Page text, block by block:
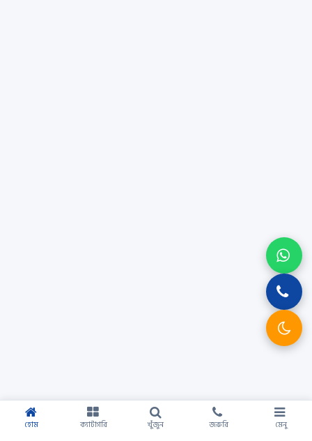
হোম ক্যাটাগরি খুঁজুন জরুরি মেনু